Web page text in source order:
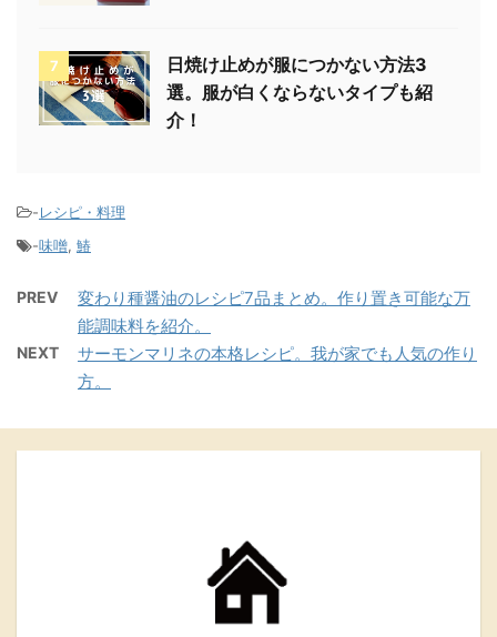
7
日焼け止めが服につかない方法3
選。服が白くならないタイプも紹
介！
-レシピ・料理
-味噌, 鰆
PREV
変わり種醤油のレシピ7品まとめ。作り置き可能な万
能調味料を紹介。
NEXT
サーモンマリネの本格レシピ。我が家でも人気の作り
方。